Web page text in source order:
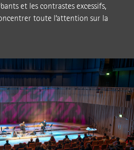
et les contrastes excessifs,
toute l’attention sur la